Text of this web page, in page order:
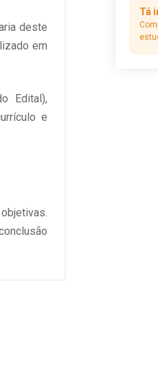
Tá
deste
em
Edital),
e